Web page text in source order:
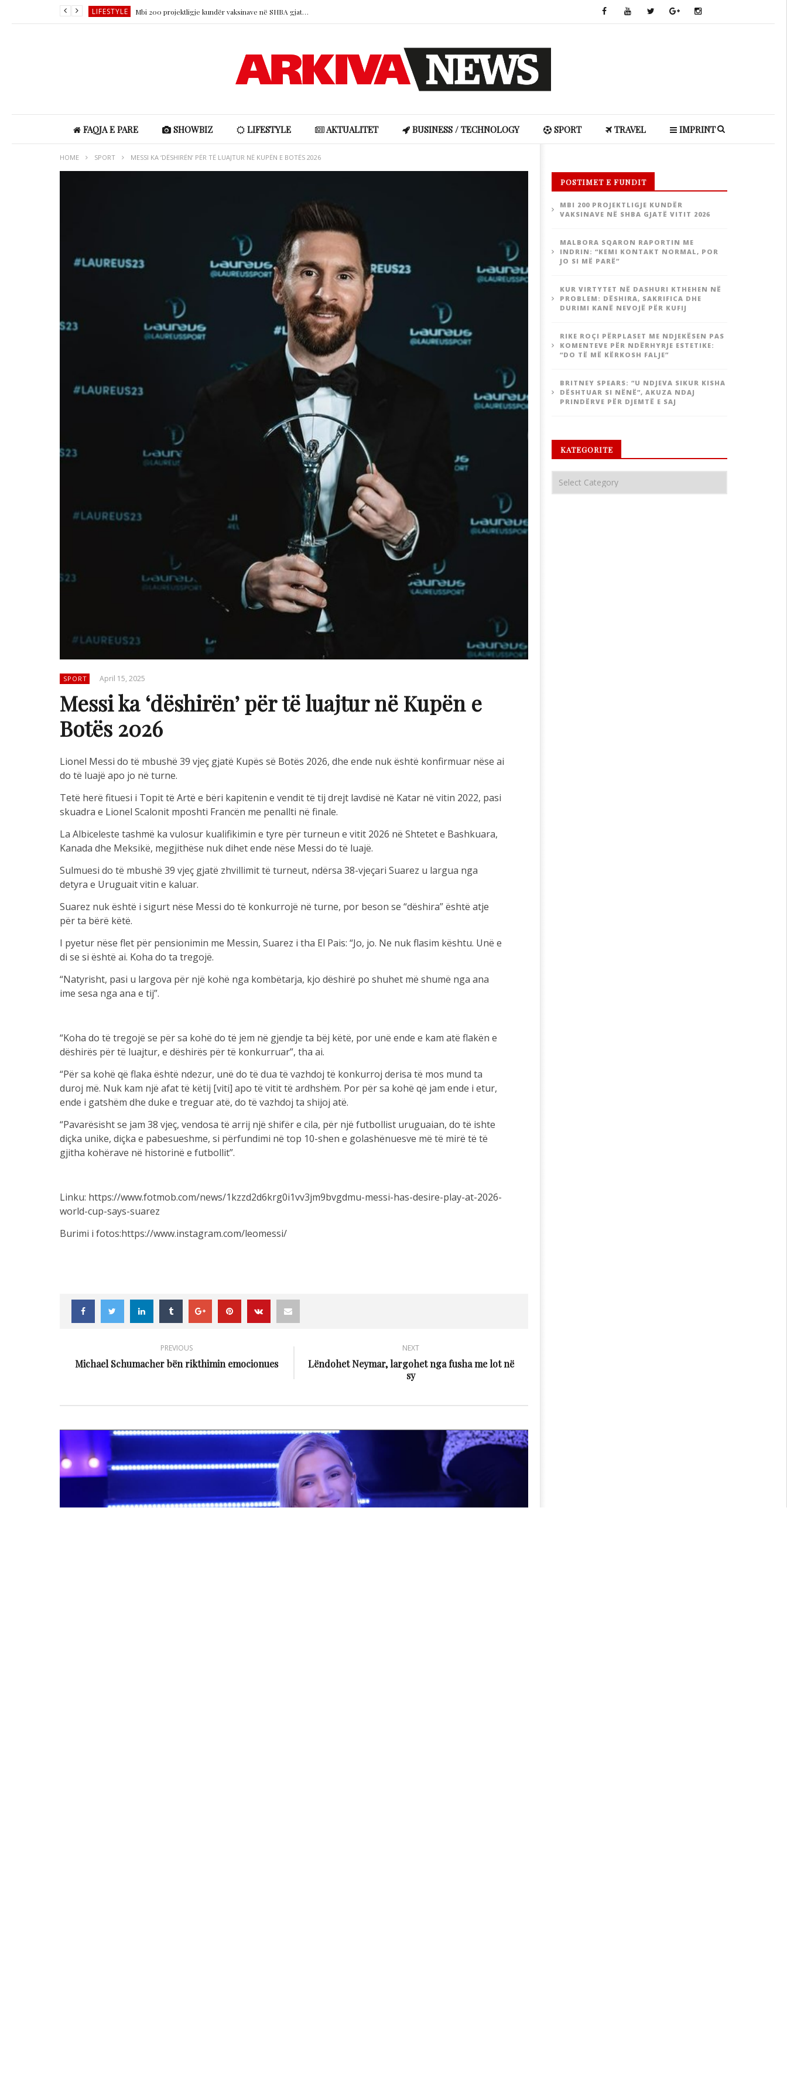
LIFESTYLE Mbi 200 projektligje kundër vaksinave në SHBA gjatë vitit 2026
Kur virtytet në dashuri kthehen në problem: dëshira, sakrifica dhe durimi kanë nevojë për kufij
LIFESTYLE Mbi 200 projektligje kundër vaksinave në SHBA gjatë vitit 2026
FAQJA E PARE SHOWBIZ LIFESTYLE AKTUALITET BUSINESS / TECHNOLOGY SPORT TRAVEL IMPRINT
HOME SPORT MESSI KA ‘DËSHIRËN’ PËR TË LUAJTUR NË KUPËN E BOTËS 2026
SPORT April 15, 2025
Messi ka ‘dëshirën’ për të luajtur në Kupën e
Botës 2026
Lionel Messi do të mbushë 39 vjeç gjatë Kupës së Botës 2026, dhe ende nuk është konfirmuar nëse ai
do të luajë apo jo në turne.
Tetë herë fituesi i Topit të Artë e bëri kapitenin e vendit të tij drejt lavdisë në Katar në vitin 2022, pasi
skuadra e Lionel Scalonit mposhti Francën me penallti në finale.
La Albiceleste tashmë ka vulosur kualifikimin e tyre për turneun e vitit 2026 në Shtetet e Bashkuara,
Kanada dhe Meksikë, megjithëse nuk dihet ende nëse Messi do të luajë.
Sulmuesi do të mbushë 39 vjeç gjatë zhvillimit të turneut, ndërsa 38-vjeçari Suarez u largua nga
detyra e Uruguait vitin e kaluar.
Suarez nuk është i sigurt nëse Messi do të konkurrojë në turne, por beson se “dëshira” është atje
për ta bërë këtë.
I pyetur nëse flet për pensionimin me Messin, Suarez i tha El Pais: “Jo, jo. Ne nuk flasim kështu. Unë e
di se si është ai. Koha do ta tregojë.
“Natyrisht, pasi u largova për një kohë nga kombëtarja, kjo dëshirë po shuhet më shumë nga ana
ime sesa nga ana e tij”.
“Koha do të tregojë se për sa kohë do të jem në gjendje ta bëj këtë, por unë ende e kam atë flakën e
dëshirës për të luajtur, e dëshirës për të konkurruar”, tha ai.
“Për sa kohë që flaka është ndezur, unë do të dua të vazhdoj të konkurroj derisa të mos mund ta
duroj më. Nuk kam një afat të këtij [viti] apo të vitit të ardhshëm. Por për sa kohë që jam ende i etur,
ende i gatshëm dhe duke e treguar atë, do të vazhdoj ta shijoj atë.
“Pavarësisht se jam 38 vjeç, vendosa të arrij një shifër e cila, për një futbollist uruguaian, do të ishte
diçka unike, diçka e pabesueshme, si përfundimi në top 10-shen e golashënuesve më të mirë të të
gjitha kohërave në historinë e futbollit”.
Linku: https://www.fotmob.com/news/1kzzd2d6krg0i1vv3jm9bvgdmu-messi-has-desire-play-at-2026-
world-cup-says-suarez
Burimi i fotos:https://www.instagram.com/leomessi/
PREVIOUS
Michael Schumacher bën rikthimin emocionues
NEXT
Lëndohet Neymar, largohet nga fusha me lot në
sy
POSTIMET E FUNDIT
MBI 200 PROJEKTLIGJE KUNDËR
VAKSINAVE NË SHBA GJATË VITIT 2026
MALBORA SQARON RAPORTIN ME
INDRIN: “KEMI KONTAKT NORMAL, POR
JO SI MË PARË”
KUR VIRTYTET NË DASHURI KTHEHEN NË
PROBLEM: DËSHIRA, SAKRIFICA DHE
DURIMI KANË NEVOJË PËR KUFIJ
RIKE ROÇI PËRPLASET ME NDJEKËSEN PAS
KOMENTEVE PËR NDËRHYRJE ESTETIKE:
“DO TË MË KËRKOSH FALJE”
BRITNEY SPEARS: “U NDJEVA SIKUR KISHA
DËSHTUAR SI NËNË”, AKUZA NDAJ
PRINDËRVE PËR DJEMTË E SAJ
KATEGORITE